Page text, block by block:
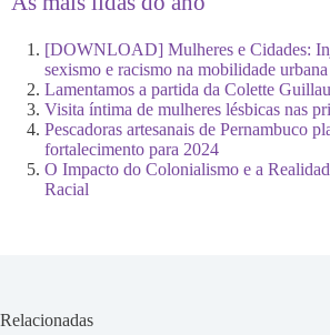
[DOWNLOAD] Mulheres e Cidades:
sexismo e racismo na mobilidade urbana
Lamentamos a partida da Colette
Visita íntima de mulheres lésbicas nas
Pescadoras artesanais de Pernambuco
fortalecimento para 2024
O Impacto do Colonialismo e a
Racial
Relacionadas